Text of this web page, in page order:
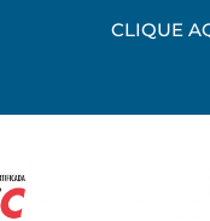
CLIQUE